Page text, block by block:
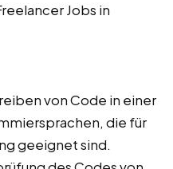
Jobs in
von Code in einer
die für
geeignet sind.